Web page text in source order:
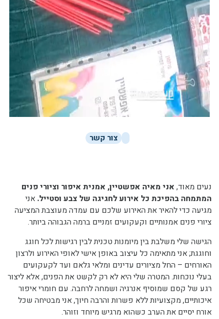
צור קשר
נעים מאוד, אני מאיה אפשטיין, אמנית איפור וציורי פנים
המתמחה בהפיכת כל אירוע לחגיגה של צבע וסטייל. אני
מגיעה כדי להאיר את האירוע שלכם עם עמדה מעוצבת המציעה
ציורי פנים אמנותיים וקעקועים זמניים ברמה הגבוהה ביותר.
הגישה שלי משלבת בין מיומנות טכנית לבין רגישות לכל חוגג
וחוגגת; אני מתאימה כל עיצוב באופן אישי לאופי האירוע ולרצון
האורחים – החל מציורים עדינים ומלאי גלאם ועד לקעקועים
בעלי נוכחות. המטרה שלי היא לא רק לקשט את הפנים, אלא ליצור
רגע של קסם שמוסיף אנרגיה ושמחה לרחבה. עם חומרי איפור
איכותיים, מקצועיות ללא פשרות והרבה חיוך, אני מבטיחה שכל
אורח יסיים את הערב כשהוא מרגיש מיוחד וזוהר.